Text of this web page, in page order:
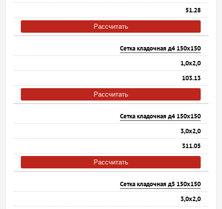
51.28
Рассчитать
Сетка кладочная д4 150х150
1,0х2,0
103.13
Рассчитать
Сетка кладочная д4 150х150
3,0х2,0
311.05
Рассчитать
Сетка кладочная д5 150х150
3,0х2,0